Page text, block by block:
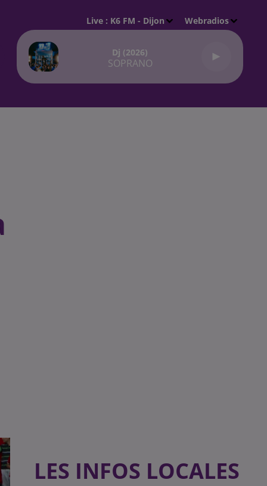
Live : K6 FM - Dijon Webradios
Dj (2026)
SOPRANO
LES INFOS LOCALES